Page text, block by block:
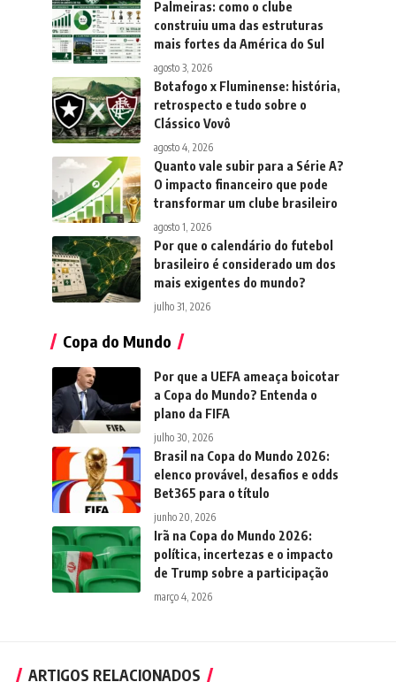
Palmeiras: como o clube
construiu uma das estruturas
mais fortes da América do Sul
agosto 3, 2026
Botafogo x Fluminense: história,
retrospecto e tudo sobre o
Clássico Vovô
agosto 4, 2026
Quanto vale subir para a Série A?
O impacto financeiro que pode
transformar um clube brasileiro
agosto 1, 2026
Por que o calendário do futebol
brasileiro é considerado um dos
mais exigentes do mundo?
julho 31, 2026
Copa do Mundo
Por que a UEFA ameaça boicotar
a Copa do Mundo? Entenda o
plano da FIFA
julho 30, 2026
Brasil na Copa do Mundo 2026:
elenco provável, desafios e odds
Bet365 para o título
junho 20, 2026
Irã na Copa do Mundo 2026:
política, incertezas e o impacto
de Trump sobre a participação
março 4, 2026
ARTIGOS RELACIONADOS